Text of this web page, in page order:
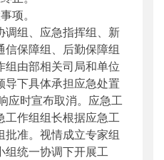
。
组、应急指挥组、新
保障组、后勤保障组
由部相关司局和单位
下具体承担应急处置
应时宣布取消。应急工
作组组长根据应急工
准。视情成立专家组
统一协调下开展工